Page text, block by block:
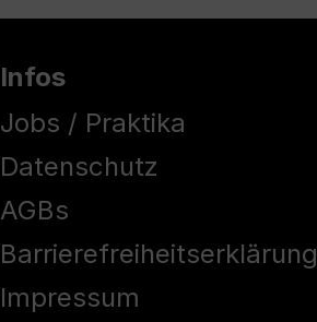
Infos
Jobs / Praktika
Datenschutz
AGBs
Barrierefreiheitserklärung
Impressum